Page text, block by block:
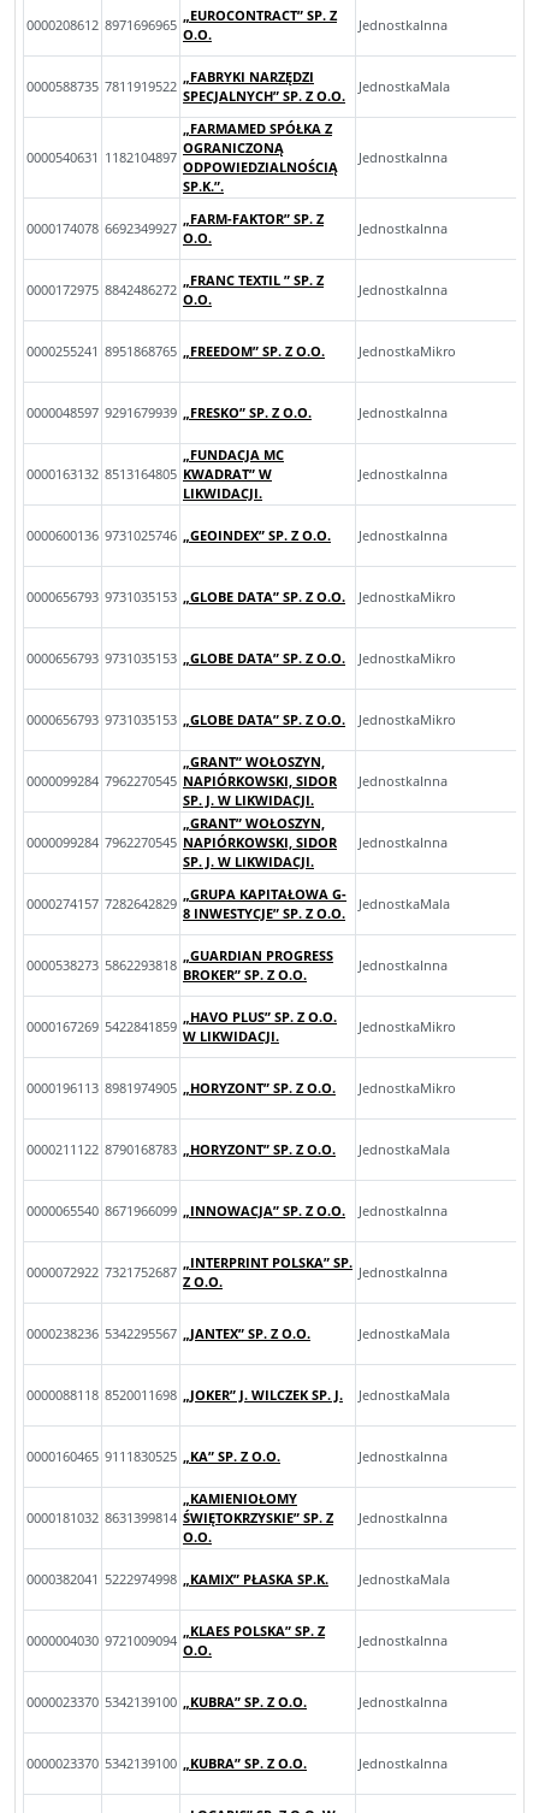
0000208612 8971696965
„EUROCONTRACT” SP. Z
O.O.
JednostkaInna
0000588735 7811919522
„FABRYKI NARZĘDZI
SPECJALNYCH” SP. Z O.O.
JednostkaMala
0000540631 1182104897
„FARMAMED SPÓŁKA Z
OGRANICZONĄ
ODPOWIEDZIALNOŚCIĄ
SP.K.”.
JednostkaInna
0000174078 6692349927
„FARM-FAKTOR” SP. Z
O.O.
JednostkaInna
0000172975 8842486272
„FRANC TEXTIL ” SP. Z
O.O.
JednostkaInna
0000255241 8951868765 „FREEDOM” SP. Z O.O. JednostkaMikro
0000048597 9291679939 „FRESKO” SP. Z O.O. JednostkaInna
0000163132 8513164805
„FUNDACJA MC
KWADRAT” W
LIKWIDACJI.
JednostkaInna
0000600136 9731025746 „GEOINDEX” SP. Z O.O. JednostkaInna
0000656793 9731035153 „GLOBE DATA” SP. Z O.O. JednostkaMikro
0000656793 9731035153 „GLOBE DATA” SP. Z O.O. JednostkaMikro
0000656793 9731035153 „GLOBE DATA” SP. Z O.O. JednostkaMikro
0000099284 7962270545
„GRANT” WOŁOSZYN,
NAPIÓRKOWSKI, SIDOR
SP. J. W LIKWIDACJI.
JednostkaInna
0000099284 7962270545
„GRANT” WOŁOSZYN,
NAPIÓRKOWSKI, SIDOR
SP. J. W LIKWIDACJI.
JednostkaInna
0000274157 7282642829
„GRUPA KAPITAŁOWA G-
8 INWESTYCJE” SP. Z O.O.
JednostkaMala
0000538273 5862293818
„GUARDIAN PROGRESS
BROKER” SP. Z O.O.
JednostkaInna
0000167269 5422841859
„HAVO PLUS” SP. Z O.O.
W LIKWIDACJI.
JednostkaMikro
0000196113 8981974905 „HORYZONT” SP. Z O.O. JednostkaMikro
0000211122 8790168783 „HORYZONT” SP. Z O.O. JednostkaMala
0000065540 8671966099 „INNOWACJA” SP. Z O.O. JednostkaInna
0000072922 7321752687
„INTERPRINT POLSKA” SP.
Z O.O.
JednostkaInna
0000238236 5342295567 „JANTEX” SP. Z O.O. JednostkaMala
0000088118 8520011698 „JOKER” J. WILCZEK SP. J. JednostkaMala
0000160465 9111830525 „KA” SP. Z O.O. JednostkaInna
0000181032 8631399814
„KAMIENIOŁOMY
ŚWIĘTOKRZYSKIE” SP. Z
O.O.
JednostkaInna
0000382041 5222974998 „KAMIX” PŁASKA SP.K. JednostkaMala
0000004030 9721009094
„KLAES POLSKA” SP. Z
O.O.
JednostkaInna
0000023370 5342139100 „KUBRA” SP. Z O.O. JednostkaInna
0000023370 5342139100 „KUBRA” SP. Z O.O. JednostkaInna